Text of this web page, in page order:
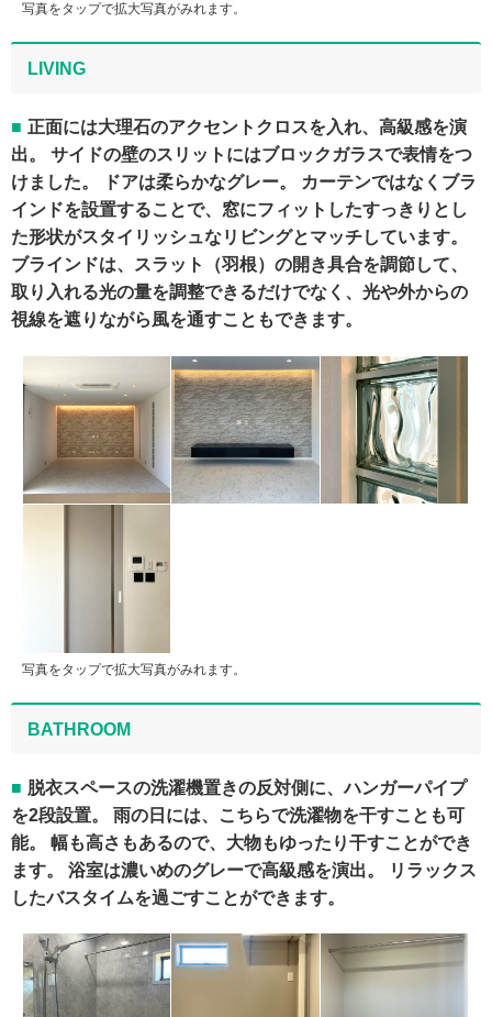
写真をタップで拡大写真がみれます。
LIVING
正面には大理石のアクセントクロスを入れ、高級感を演
出。 サイドの壁のスリットにはブロックガラスで表情をつ
けました。 ドアは柔らかなグレー。 カーテンではなくブラ
インドを設置することで、窓にフィットしたすっきりとし
た形状がスタイリッシュなリビングとマッチしています。
ブラインドは、スラット（羽根）の開き具合を調節して、
取り入れる光の量を調整できるだけでなく、光や外からの
視線を遮りながら風を通すこともできます。
写真をタップで拡大写真がみれます。
BATHROOM
脱衣スペースの洗濯機置きの反対側に、ハンガーパイプ
を2段設置。 雨の日には、こちらで洗濯物を干すことも可
能。 幅も高さもあるので、大物もゆったり干すことができ
ます。 浴室は濃いめのグレーで高級感を演出。 リラックス
したバスタイムを過ごすことができます。